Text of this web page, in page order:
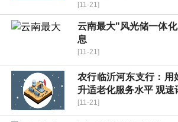
[11-21]
云南最大"风光储一体
息
[11-21]
农行临沂河东支行：用
升适老化服务水平 观速
[11-21]